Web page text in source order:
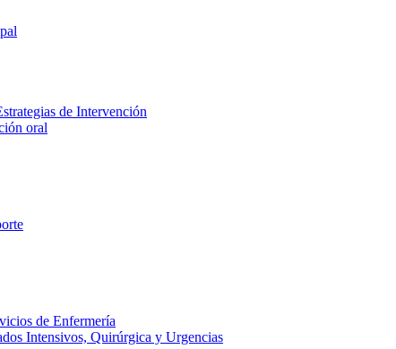
de Intervención
oral
de Enfermería
Intensivos, Quirúrgica y Urgencias